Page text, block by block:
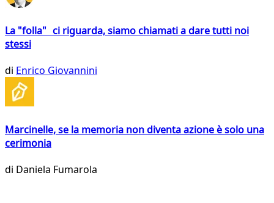
La "folla" ci riguarda, siamo chiamati a dare tutti noi
stessi
di Enrico Giovannini
Marcinelle, se la memoria non diventa azione è solo una
cerimonia
di Daniela Fumarola